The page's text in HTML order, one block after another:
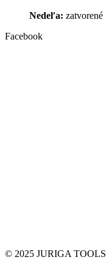
Nedeľa: zatvorené
Facebook
© 2025 JURIGA TOOLS